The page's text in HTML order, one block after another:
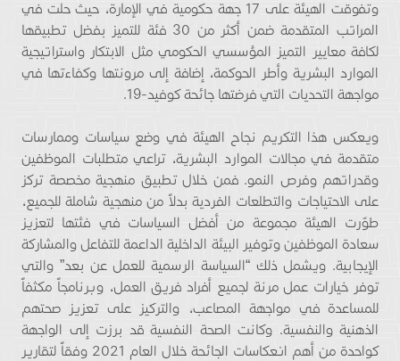
وتفوقت الهيئة على 17 جهة حكومية في الإمارة، حيث حلت في
المراتب المتقدمة ضمن أكثر من 30 فئة للتميز بفضل تطبيقها
لكافة معايير التميز المؤسسي الحكومي مثل الابتكار واستراتيجية
الموارد البشرية وأطر الحوكمة، إضافة إلى مرونتها وكفاءتها في
مواجهة التحديات التي فرضتها جائحة كوفيد-19.
ويعكس هذا التكريم نجاح الهيئة في وضع سياسات وممارسات
متقدمة في مجالات الموارد البشرية، تراعي متطلبات الموظفين
وقدراتهم وفرص النمو. فمن خلال تطبيق منهجية مخصصة تركز
على الاحتياجات والتطلعات الفردية بدلاً من منهجية شاملة للجميع،
طوّرت الهيئة مجموعة من أفضل السياسات في فئتها لتعزيز
سعادة الموظفين وتوفير البيئة الداخلية الداعمة للتفاعل والمشاركة
الإيجابية. ويشمل ذلك “السياسة الرسمية للعمل عن بعد” والتي
توفر خيارات عمل مرنة لجميع أفراد فريق العمل، وبرنامجاً مكثفاً
للمساعدة في مواجهة المصاعب، والتركيز على تعزيز صحتهم
الذهنية والنفسية. وكانت الصحة النفسية قد برزت إلى الواجهة
كواحدة من أهم انعكاسات الجائحة خلال العام 2021 وفقاً لتقارير